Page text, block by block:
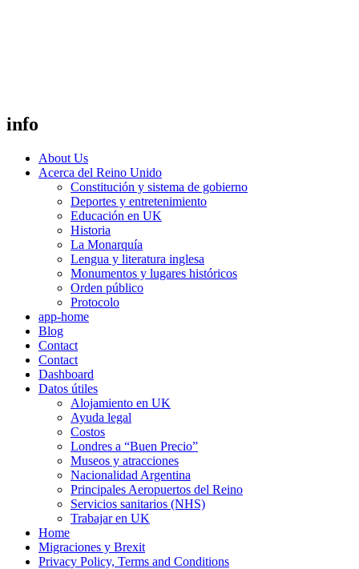
info
About Us
Acerca del Reino Unido
Constitución y sistema de gobierno
Deportes y entretenimiento
Educación en UK
Historia
La Monarquía
Lengua y literatura inglesa
Monumentos y lugares históricos
Orden público
Protocolo
app-home
Blog
Contact
Contact
Dashboard
Datos útiles
Alojamiento en UK
Ayuda legal
Costos
Londres a “Buen Precio”
Museos y atracciones
Nacionalidad Argentina
Principales Aeropuertos del Reino
Servicios sanitarios (NHS)
Trabajar en UK
Home
Migraciones y Brexit
Privacy Policy, Terms and Conditions